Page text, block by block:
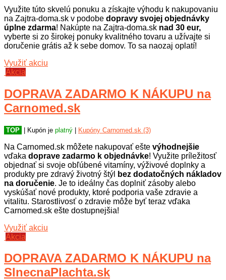
Využite túto skvelú ponuku a získajte výhodu k nakupovaniu
na Zajtra-doma.sk v podobe dopravy svojej objednávky
úplne zdarma! Nakúpte na Zajtra-doma.sk nad 30 eur,
vyberte si zo širokej ponuky kvalitného tovaru a užívajte si
doručenie grátis až k sebe domov. To sa naozaj oplatí!
Využiť akciu
Akcia
DOPRAVA ZADARMO K NÁKUPU na
Carnomed.sk
TOP | Kupón je platný | Kupóny Carnomed.sk (3)
Na Carnomed.sk môžete nakupovať ešte výhodnejšie
vďaka doprave zadarmo k objednávke! Využite príležitosť
objednať si svoje obľúbené vitamíny, výživové doplnky a
produkty pre zdravý životný štýl
bez dodatočných nákladov
na doručenie. Je to ideálny čas doplniť zásoby alebo
vyskúšať nové produkty, ktoré podporia vaše zdravie a
vitalitu. Starostlivosť o zdravie môže byť teraz vďaka
Carnomed.sk ešte dostupnejšia!
Využiť akciu
Akcia
DOPRAVA ZADARMO K NÁKUPU na
SlnecnaPlachta.sk